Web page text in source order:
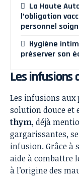
La Haute
l’obligation
personnel
Hygiène
préserver son
Les infusions
Les infusions
solution douce et
thym, déjà
gargarissantes,
infusion. Grâce à
aide à combattre
à l’origine des